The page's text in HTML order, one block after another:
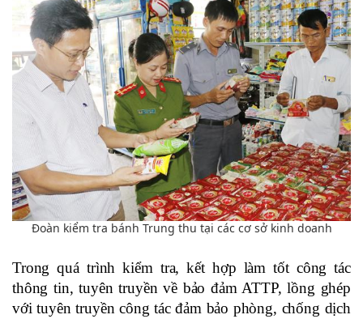
Đoàn kiểm tra bánh Trung thu tại các cơ sở kinh doanh
Trong quá trình kiểm tra, kết hợp làm tốt công tác
thông tin, tuyên truyền về bảo đảm ATTP, lồng ghép
với tuyên truyền công tác đảm bảo phòng, chống dịch